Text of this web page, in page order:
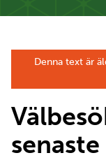
Denna text är